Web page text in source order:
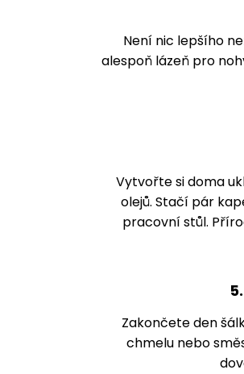
Není nic lepšího
alespoň lázeň pro
Vytvořte si doma
olejů. Stačí pár
pracovní stůl.
Zakončete den
chmelu nebo